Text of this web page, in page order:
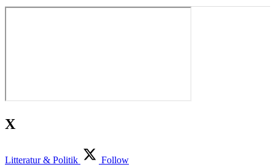
X
Litteratur & Politik
Follow